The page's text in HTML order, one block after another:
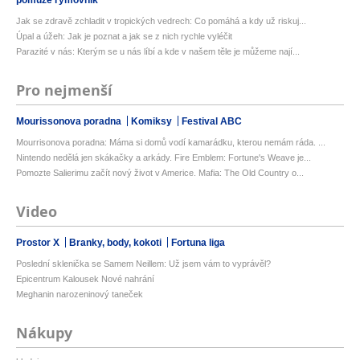
Jak se zdravě zchladit v tropických vedrech: Co pomáhá a kdy už riskuj...
Úpal a úžeh: Jak je poznat a jak se z nich rychle vyléčit
Parazité v nás: Kterým se u nás líbí a kde v našem těle je můžeme nají...
Pro nejmenší
Mourissonova poradna Komiksy Festival ABC
Mourrisonova poradna: Máma si domů vodí kamarádku, kterou nemám ráda. ...
Nintendo nedělá jen skákačky a arkády. Fire Emblem: Fortune's Weave je...
Pomozte Salierimu začít nový život v Americe. Mafia: The Old Country o...
Video
Prostor X Branky, body, kokoti Fortuna liga
Poslední sklenička se Samem Neillem: Už jsem vám to vyprávěl?
Epicentrum Kalousek Nové nahrání
Meghanin narozeninový taneček
Nákupy